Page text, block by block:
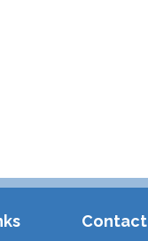
Contact